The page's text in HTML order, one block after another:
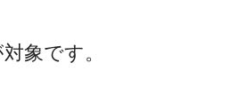
象です。